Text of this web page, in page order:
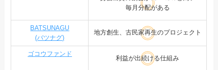
毎月分配がある
BATSUNAGU
(バツナグ)
地方創生、古民家再生のプロジェクト
ゴコウファンド
利益が出続ける仕組み